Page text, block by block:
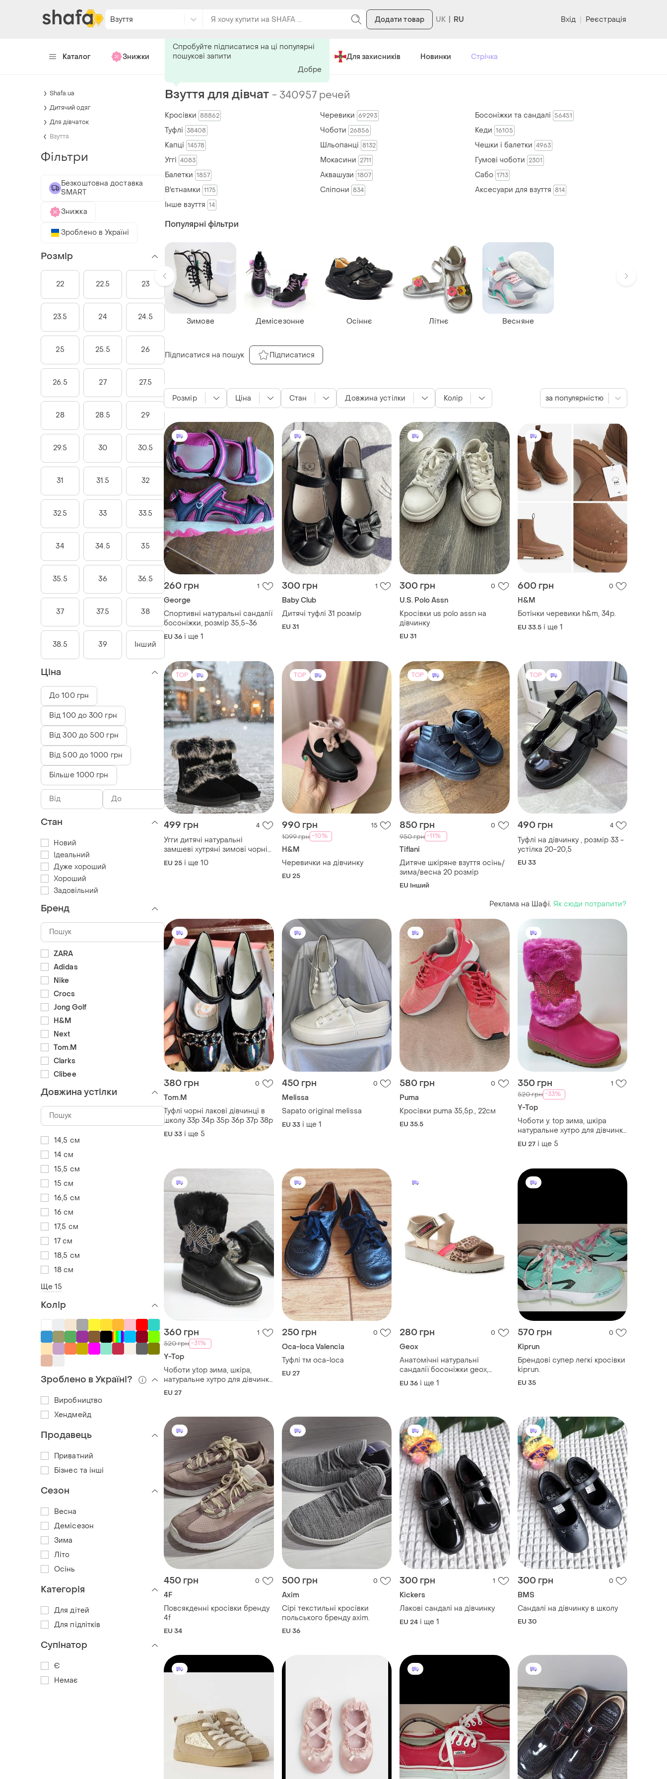
Взуття Додати товар RU Вхід | Реєстрація
Каталог Знижки Хендмейд Для захисників Новинки Стрічка
Взуття для дівчат - 340957 речей
260 грн 1
George
Спортивні натуральні сандалії
босоніжки, розмір 35,5-36
EU 36 і ще 1
300 грн 1
Baby Club
Дитячі туфлі 31 розмір
EU 31
300 грн 0
U.S. Polo Assn
Кросівки us polo assn на
дівчинку
EU 31
600 грн 0
H&M
Ботінки черевики h&m, 34р.
EU 33.5 і ще 1
TOP
499 грн 4
Угги дитячі натуральні
замшеві хутряні зимові чорні
підліткові сапожечки ботинки
валянці унти
EU 25 і ще 10
TOP
990 грн 15
1099 грн -10%
H&M
Черевички на дівчинку
EU 25
TOP
850 грн 0
950 грн -11%
Tiflani
Дитяче шкіряне взуття осінь/
зима/весна 20 розмір
EU Інший
TOP
490 грн 4
Туфлі на дівчинку , розмір 33 -
устілка 20-20,5
EU 33
Реклама на Шафі. Як сюди потрапити?
380 грн 0
Tom.M
Туфлі чорні лакові дівчинці в
школу 33р 34р 35р 36р 37р 38р
EU 33 і ще 5
450 грн 0
Melissa
Sapato original melissa
EU 33 і ще 1
580 грн 0
Puma
Кросівки puma 35,5р., 22см
EU 35.5
350 грн 1
520 грн -33%
Y-Top
Чоботи y. top зима, шкіра
натуральне хутро для дівчинки
27-32, малинові
EU 27 і ще 5
360 грн 1
520 грн -31%
Y-Top
Чоботи y.top зима, шкіра,
натуральне хутро для дівчинки
р.27 чорні
EU 27
250 грн 0
Oca-loca Valencia
Туфлі тм oca-loca
EU 27
280 грн 0
Geox
Анатомічні натуральні
сандалії босоніжки geox,
розмір 35,5-36
EU 36 і ще 1
570 грн 0
Kiprun
Брендові супер легкі кросівки
kiprun.
EU 35
450 грн 0
4F
Повсякденні кросівки бренду
4f
EU 34
500 грн 0
Axim
Сірі текстильні кросівки
польського бренду axim.
EU 36
300 грн 1
Kickers
Лакові сандалі на дівчинку
EU 24 і ще 1
300 грн 0
BMS
Сандалі на дівчинку в школу
EU 30
Кросівки 88862 Черевики 69293 Босоніжки та сандалі 56451
Туфлі 38408 Чоботи 26856 Кеди 16105
Капці 14578 Шльопанці 8132 Чешки і балетки 4963
Уггі 4083 Мокасини 2711 Гумові чоботи 2301
Балетки 1857 Аквашузи 1807 Сабо 1713
В'єтнамки 1175 Сліпони 834 Аксесуари для взуття 814
Інше взуття 14
Популярні фільтри
Зимове Демісезонне Осіннє Літнє Весняне
Підписатися на пошук Підписатися
Спробуйте підписатися на ці популярні
пошукові запити
Добре
Розмір Ціна Стан Довжина устілки Колір за популярністю
Shafa.ua
Дитячий одяг
Для дівчаток
Взуття
Фільтри
Безкоштовна доставка
SMART
Знижка
Зроблено в Україні
Розмір
22 22.5 23
23.5 24 24.5
25 25.5 26
26.5 27 27.5
28 28.5 29
29.5 30 30.5
31 31.5 32
32.5 33 33.5
34 34.5 35
35.5 36 36.5
37 37.5 38
38.5 39 Інший
Ціна
До 100 грн
Від 100 до 300 грн
Від 300 до 500 грн
Від 500 до 1000 грн
Більше 1000 грн
Стан
Новий
Ідеальний
Дуже хороший
Хороший
Задовільний
Бренд
ZARA
Adidas
Nike
Crocs
Jong Golf
H&M
Next
Tom.M
Clarks
Clibee
Довжина устілки
14,5 см
14 см
15,5 см
15 см
16,5 см
16 см
17,5 см
17 см
18,5 см
18 см
Ще 15
Колір
Зроблено в Україні?
Виробництво
Хендмейд
Продавець
Приватний
Бізнес та інші
Сезон
Весна
Демісезон
Зима
Літо
Осінь
Категорія
Для дітей
Для підлітків
Супінатор
Є
Немає